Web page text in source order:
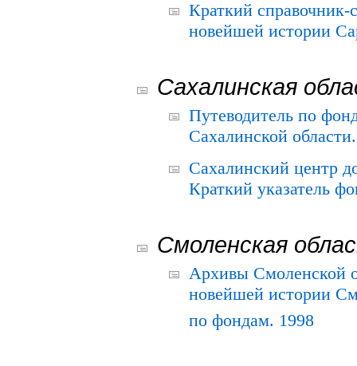
Краткий
новейшей истории
Сахалинская
Путеводитель по
Сахалинской
Сахалинский центр
Краткий указатель
Смоленская
Архивы Смоленской
новейшей истории
по фондам. 1998